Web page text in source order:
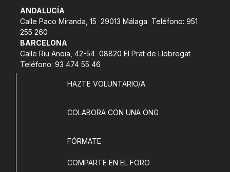
ANDALUCÍA
Calle Paco Miranda, 15 29013 Málaga Teléfono: 951
255 260
BARCELONA
Calle Riu Anoia, 42-54 08820 El Prat de Llobregat
Teléfono: 93 474 55 46
HAZTE VOLUNTARIO/A
COLABORA CON UNA ONG
FÓRMATE
COMPARTE EN EL FORO